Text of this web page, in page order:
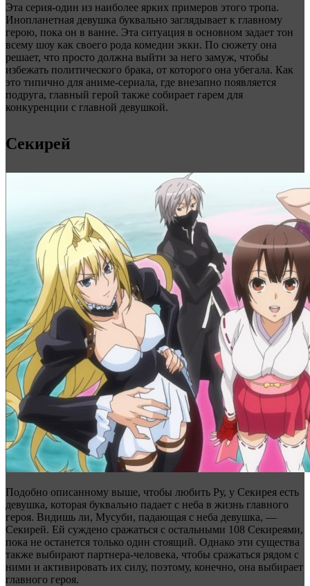
Эта серия-один из наиболее ярких примеров этого тропа.
Инопланетная девушка буквально заглядывает к главному
герою, пока он в ванне. Эта ситуация в основном задает тон
всему шоу как своего рода комедии экки. По сюжету она
решает, что просто должна выйти за него замуж, чтобы
избежать политического брака, от которого она убегала. Как
это типично для аниме-сериала, где внезапно появляется
подруга, главный герой также собирает гарем для
конкуренции с главной девушкой.
Секирей
Подобно описанному выше, чтобы любить Ру, у Секирея есть
девушка, которая буквально падает с неба в жизнь главного
героя. Видишь ли, Мусуби, падающая с неба девушка, —
Секирей. Ей суждено сражаться с остальными 108 Секиреями,
пока не останется только один стоящий. Однако эти существа
также выбирают партнера-человека, чтобы сражаться рядом с
ними и активировать их силу, поэтому, конечно, она выбирает
главного героя.